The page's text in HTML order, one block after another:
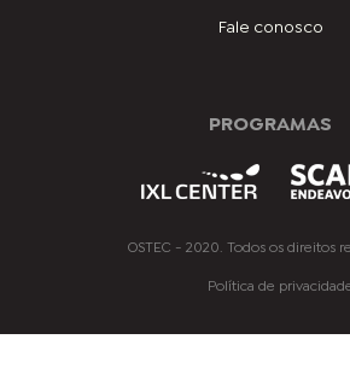
Fale conosco
PROGRAMAS
OSTEC - 2020. Todos os direitos
Política de